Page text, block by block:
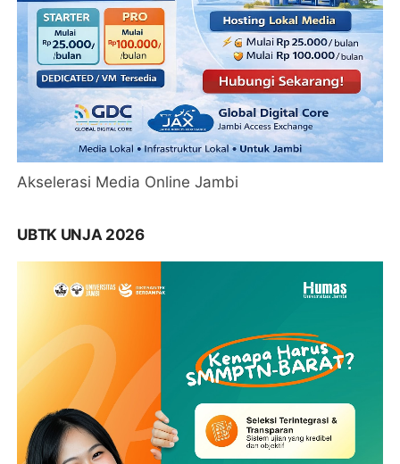
Akselerasi Media Online Jambi
UBTK UNJA 2026